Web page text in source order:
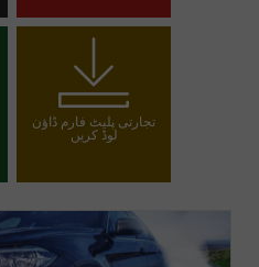
تجارتی پلیٹ فارم ڈاؤن
لوڈ کریں